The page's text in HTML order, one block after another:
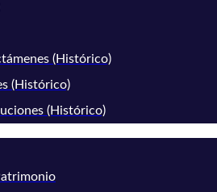
(Histórico)
(Histórico)
(Histórico)